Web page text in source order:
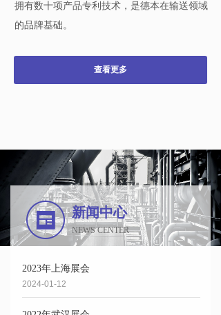
拥有数十项产品专利技术，是德本在输送领域
的品牌基础。
查看更多
新闻中心
NEWS CENTER
2023年上海展会
2024-01-12